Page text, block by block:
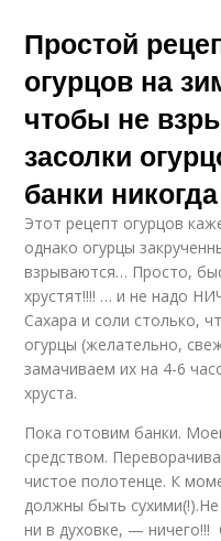
Простой
огурцов на
чтобы не
засолки
банки
Этот рецепт огурцов
однако огурцы
взрываются… Просто,
хрустят!!!! … и не надо
Сахара и соли столько,
огурцы (желательно,
замачиваем их на 4-6
хруста.
Пока готовим банки.
средством.
чистое полотенце. К
должны быть
ни в духовке, —